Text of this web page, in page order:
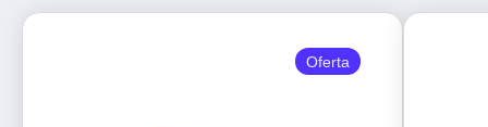
Oferta